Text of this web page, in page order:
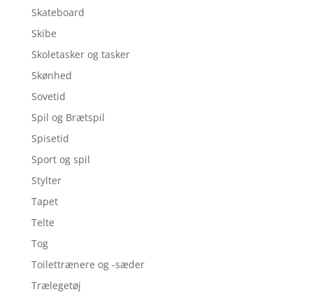
Skateboard
Skibe
Skoletasker og tasker
Skønhed
Sovetid
Spil og Brætspil
Spisetid
Sport og spil
Stylter
Tapet
Telte
Tog
Toilettrænere og -sæder
Trælegetøj